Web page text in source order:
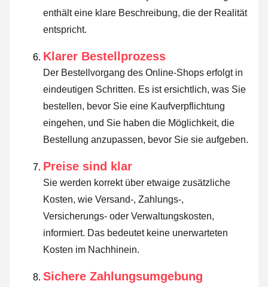
enthält eine klare Beschreibung, die der Realität
entspricht.
Klarer Bestellprozess
Der Bestellvorgang des Online-Shops erfolgt in
eindeutigen Schritten. Es ist ersichtlich, was Sie
bestellen, bevor Sie eine Kaufverpflichtung
eingehen, und Sie haben die Möglichkeit, die
Bestellung anzupassen, bevor Sie sie aufgeben.
Preise sind klar
Sie werden korrekt über etwaige zusätzliche
Kosten, wie Versand-, Zahlungs-,
Versicherungs- oder Verwaltungskosten,
informiert. Das bedeutet keine unerwarteten
Kosten im Nachhinein.
Sichere Zahlungsumgebung